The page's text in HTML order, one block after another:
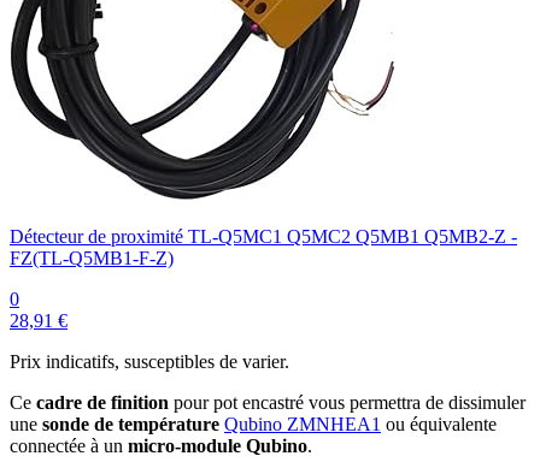
Détecteur de proximité TL-Q5MC1 Q5MC2 Q5MB1 Q5MB2-Z -
FZ(TL-Q5MB1-F-Z)
0
28,91 €
Prix indicatifs, susceptibles de varier.
Ce cadre de finition pour pot encastré vous permettra de dissimuler
une sonde de température Qubino ZMNHEA1 ou équivalente
connectée à un micro-module Qubino.